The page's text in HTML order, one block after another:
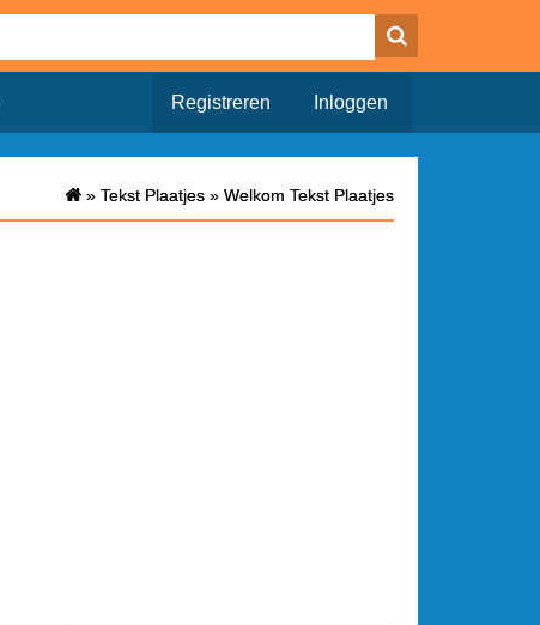
Registreren Inloggen
» Tekst Plaatjes » Welkom Tekst Plaatjes
» Tekst Plaatjes » Welkom Tekst Plaatjes